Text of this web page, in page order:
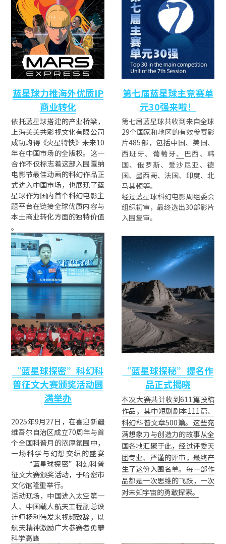
蓝星球力推海外优质IP
商业转化
依托蓝星球搭建的产业桥梁，
上海美美共影视文化有限公司
成功购得《火星特快》未来10
年在中国市场的全版权。这一
合作不仅标志着这部入围戛纳
电影节最佳动画的科幻作品正
式进入中国市场，也展现了蓝
星球作为国内首个科幻电影主
题平台在链接全球优质内容与
本土商业转化方面的独特价值
。
第七届蓝星球主竞赛单
元30强来啦！
第七届蓝星球共收到来自全球
29个国家和地区的有效参赛影
片485部，包括中国、美国、
西班牙、葡萄牙、 巴西、韩
国、俄罗斯、爱沙尼亚、德
国、墨西哥、法国、印度、北
马其顿等。
经过蓝星球科幻电影周组委会
组织初审，最终选出30部影片
入围复审。
“蓝星球探密”科幻科
普征文大赛颁奖活动圆
满举办
2025年9月27日，在喜迎新疆
维吾尔自治区成立70周年与首
个全国科普月的浓厚氛围中，
一场科学与幻想交织的盛宴
——“蓝星球探密”科幻科普
征文大赛颁奖活动，于哈密市
文化馆隆重举行。
活动现场，中国进入太空第一
人、中国载人航天工程副总设
计师杨利伟发来视频致辞，以
航天精神激励广大参赛者勇攀
科学高峰
“蓝星球探秘”提名作
品正式揭晓
本次大赛共计收到611篇投稿
作品，其中短剧剧本111篇、
科幻科普文章500篇。这些充
满想象力与创造力的故事从全
国各地汇聚于此，经过评委天
团专业、严谨的评审，最终产
生了这份入围名单。每一部作
品都是一次思维的飞跃，一次
对未知宇宙的勇敢探索。